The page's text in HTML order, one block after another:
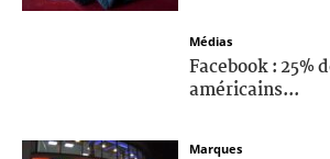
Médias
Facebook : 25%
américains...
Marques